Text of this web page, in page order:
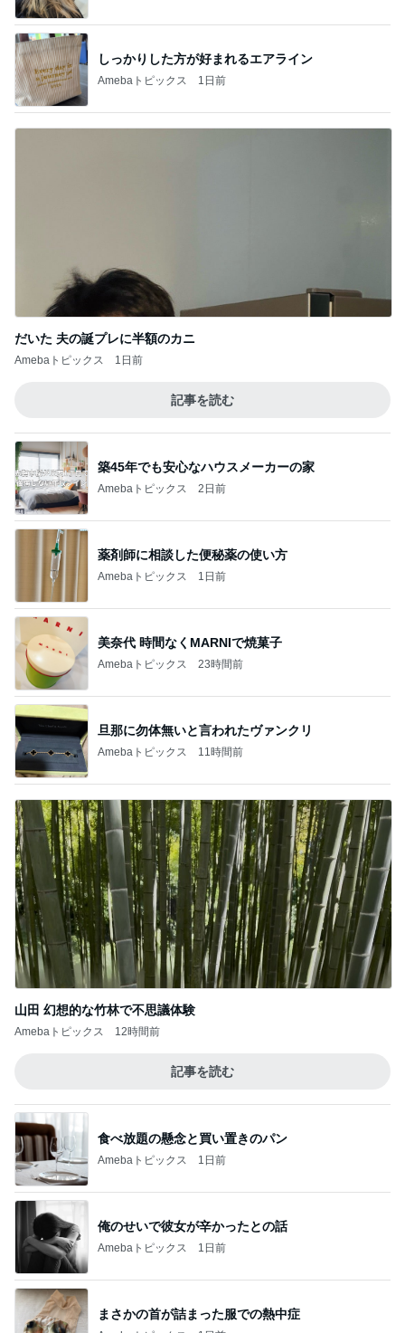
しっかりした方が好まれるエアライン
Amebaトピックス 1日前
だいた 夫の誕プレに半額のカニ
Amebaトピックス 1日前
記事を読む
築45年でも安心なハウスメーカーの家
Amebaトピックス 2日前
薬剤師に相談した便秘薬の使い方
Amebaトピックス 1日前
美奈代 時間なくMARNIで焼菓子
Amebaトピックス 23時間前
旦那に勿体無いと言われたヴァンクリ
Amebaトピックス 11時間前
山田 幻想的な竹林で不思議体験
Amebaトピックス 12時間前
記事を読む
食べ放題の懸念と買い置きのパン
Amebaトピックス 1日前
俺のせいで彼女が辛かったとの話
Amebaトピックス 1日前
まさかの首が詰まった服での熱中症